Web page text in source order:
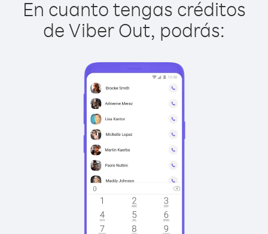
En cuanto tengas créditos
de Viber Out, podrás: